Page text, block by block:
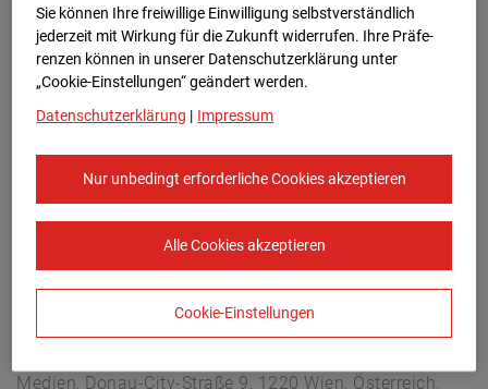
Europe/Berlin
Medien, Donau-City-Straße 9, 1220 Wien, Österreich,
Sie können Ihre freiwillige Einwilligung selbstverständlich
jederzeit mit Wirkung für die Zukunft widerrufen. Ihre Prä­fe­
renzen können in unserer Datenschutzerklärung unter
„Cookie-Einstellungen“ geändert werden.
Datenschutzerklärung | Impressum
Nur unbedingt erforderliche Cookies akzeptieren
Alle Cookies akzeptieren
Cookie-Einstellungen